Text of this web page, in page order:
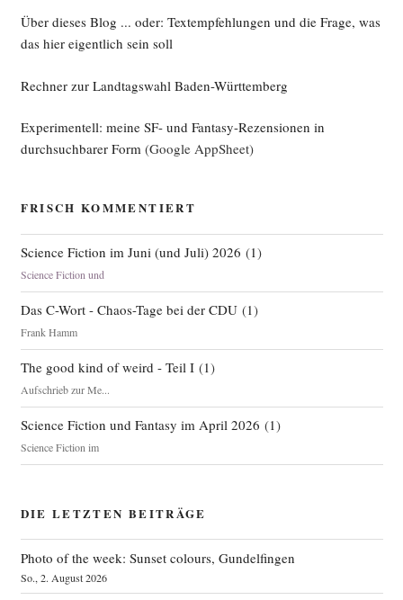
Über dieses Blog ... oder: Textempfehlungen und die Frage, was
das hier eigentlich sein soll
Rechner zur Landtagswahl Baden-Württemberg
Experimentell: meine SF- und Fantasy-Rezensionen in
durchsuchbarer Form(Google AppSheet)
FRISCH KOMMENTIERT
Science Fiction im Juni (und Juli) 2026 (1)
Science Fiction und
Das C-Wort - Chaos-Tage bei der CDU(1)
Frank Hamm
The good kind of weird - Teil I(1)
Aufschrieb zur Me...
Science Fiction und Fantasy im April 2026 (1)
Science Fiction im
DIE LETZTEN BEITRÄGE
Photo of the week: Sunset colours, Gundelfingen
So., 2. August 2026